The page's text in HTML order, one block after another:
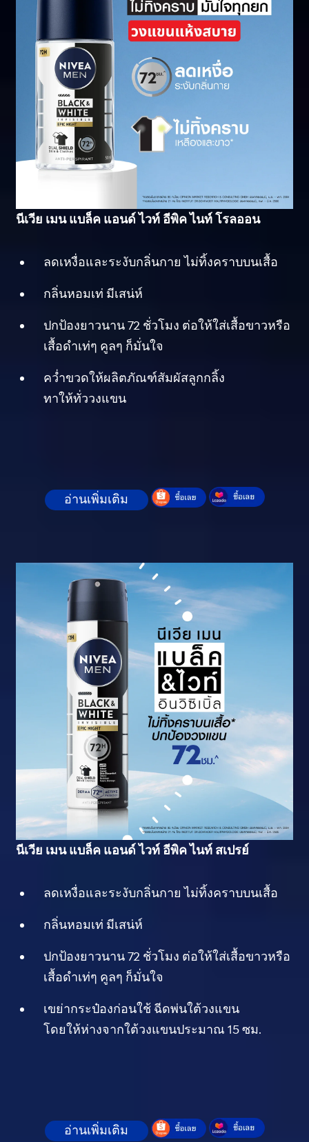
นีเวีย เมน แบล็ค แอนด์ ไวท์ อีพิค ไนท์โรลออน
ลดเหงื่อและระงับกลิ่นกาย ไม่ทิ้งคราบบนเสื้อ
กลิ่นหอมเท่ มีเสน่ห์
ปกป้องยาวนาน 72 ชั่วโมง ต่อให้ใส่เสื้อขาวหรือ
เสื้อดำเท่ๆ คูลๆ ก็มั่นใจ
คว่ำขวดให้ผลิตภัณฑ์สัมผัสลูกกลิ้ง
ทาให้ทั่ววงแขน
อ่านเพิ่มเติม
นีเวีย เมน แบล็ค แอนด์ ไวท์ อีพิค ไนท์ สเปรย์
ลดเหงื่อและระงับกลิ่นกาย ไม่ทิ้งคราบบนเสื้อ
กลิ่นหอมเท่ มีเสน่ห์
ปกป้องยาวนาน 72 ชั่วโมง ต่อให้ใส่เสื้อขาวหรือ
เสื้อดำเท่ๆ คูลๆ ก็มั่นใจ
เขย่ากระป๋องก่อนใช้ ฉีดพ่นใต้วงแขน
โดยให้ห่างจากใต้วงแขนประมาณ 15 ซม.
อ่านเพิ่มเติม